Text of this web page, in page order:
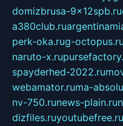
domizbrusa-9x12spb.ru
a380club.ru
perk-oka.rug-octopus.ru
naruto-x.ru
spayderhed-2022.ru
webamator.ruma-
nv-750.runews-plain.ru
dizfiles.ruyoutubefree.ru